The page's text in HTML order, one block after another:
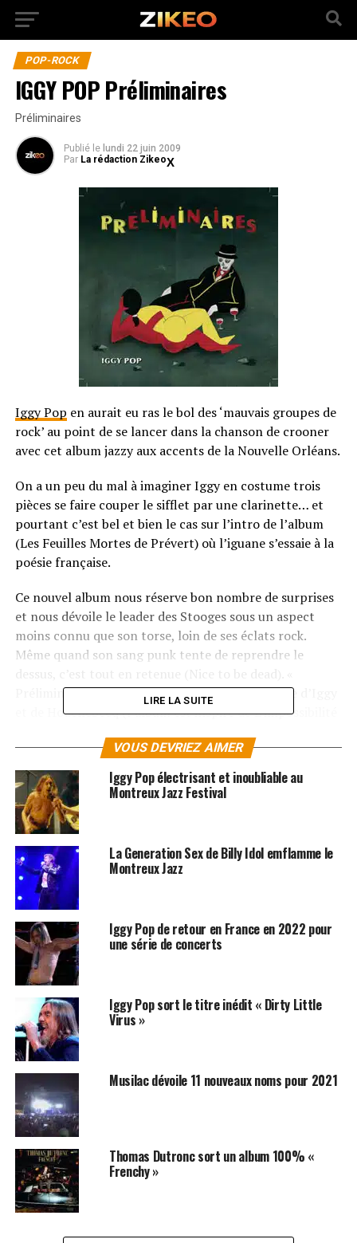
POP-ROCK
IGGY POP Préliminaires
Préliminaires
Publié le lundi 22 juin 2009
Par La rédaction Zikeo
Iggy Pop en aurait eu ras le bol des ‘mauvais groupes de
rock’ au point de se lancer dans la chanson de crooner
avec cet album jazzy aux accents de la Nouvelle Orléans.
On a un peu du mal à imaginer Iggy en costume trois
pièces se faire couper le sifflet par une clarinette… et
pourtant c’est bel et bien le cas sur l’intro de l’album
(Les Feuilles Mortes de Prévert) où l’iguane s’essaie à la
poésie française.
Ce nouvel album nous réserve bon nombre de surprises
et nous dévoile le leader des Stooges sous un aspect
moins connu que son torse, loin de ses éclats rock.
Même quand son sang punk tente de reprendre le
Préliminaires » est un album de rencontres, celle d’Iggy
et de Houellebecq (l’album est inspiré de L’impossibilité
Persepolis qui réalise ici la pochette).
Cuivres et piano bercent la voix rocailleuse du crooner
sur ces douze titres soignés. Que les fans d’Iggy le
teigneux s’habitue, il paraitrait qu’il projette
d’enregistrer un album de chansons de Noël.
LES ALBUMS D’IGGY POP SONT DISPONIBLES ICI
SUJETS ASSOCIÉS:
LIRE LA SUITE
VOUS DEVRIEZ AIMER
Iggy Pop électrisant et inoubliable au
Montreux Jazz Festival
La Generation Sex de Billy Idol emflamme le
Montreux Jazz
Iggy Pop de retour en France en 2022 pour
une série de concerts
Iggy Pop sort le titre inédit « Dirty Little
Virus »
Musilac dévoile 11 nouveaux noms pour 2021
Thomas Dutronc sort un album 100% «
Frenchy »